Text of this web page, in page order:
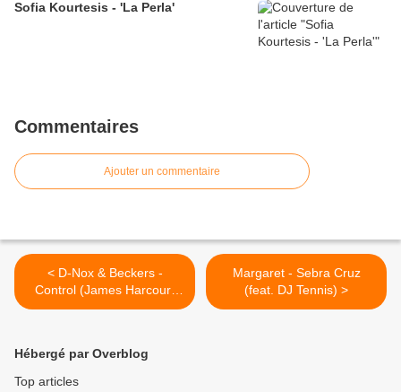
Sofia Kourtesis - 'La Perla'
Commentaires
Ajouter un commentaire
< D-Nox & Beckers -
Control (James Harcourt
Remix)
Margaret - Sebra Cruz
(feat. DJ Tennis) >
Hébergé par Overblog
Top articles